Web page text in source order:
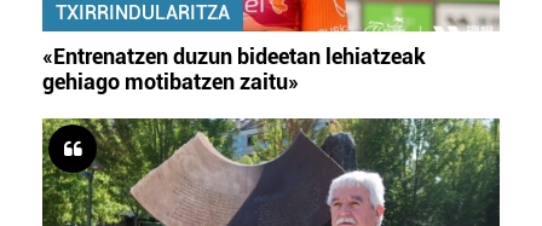
TXIRRINDULARITZA
«Entrenatzen duzun bideetan lehiatzeak
gehiago motibatzen zaitu»